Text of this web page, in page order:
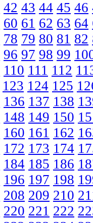
42 43 44 45 46
60 61 62 63 64
78 79 80 81 82
96 97 98 99
110 111 112
123 124 125
136 137 138
148 149 150
160 161 162
172 173 174
184 185 186
196 197 198
208 209 210
220 221 222